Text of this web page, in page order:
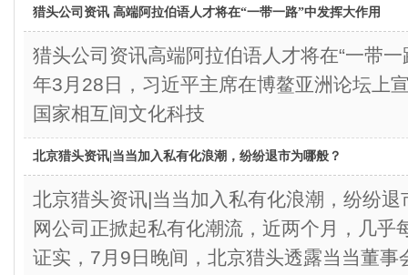
猎头公司资讯 高端阿拉伯语人才将在“一带一路”中发挥大作用
猎头公司资讯高端阿拉伯语人才将在“一
年3月28日，习近平主席在博鳌亚洲论坛上
国家相互间文化科技
北京猎头资讯|当当加入私有化浪潮，纷纷退市为哪般？
北京猎头资讯|当当加入私有化浪潮，纷
网公司正掀起私有化潮流，近两个月，几乎
证实，7月9日晚间，北京猎头透露当当董事